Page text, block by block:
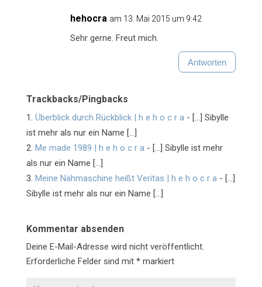
hehocra am 13. Mai 2015 um 9:42
Sehr gerne. Freut mich.
Antworten
Trackbacks/Pingbacks
Überblick durch Rückblick | h e h o c r a- […] Sibylle
ist mehr als nur ein Name […]
Me made 1989 | h e h o c r a- […] Sibylle ist mehr
als nur ein Name […]
Meine Nähmaschine heißt Veritas | h e h o c r a- […]
Sibylle ist mehr als nur ein Name […]
Kommentar absenden
Deine E-Mail-Adresse wird nicht veröffentlicht.
Erforderliche Felder sind mit *markiert